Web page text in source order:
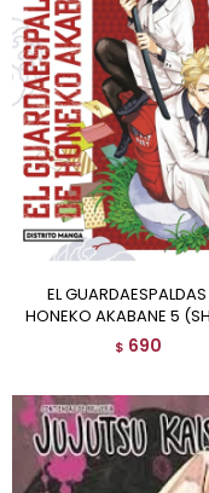
EL GUARDAESPALDAS DE
HONEKO AKABANE 5
$ 690